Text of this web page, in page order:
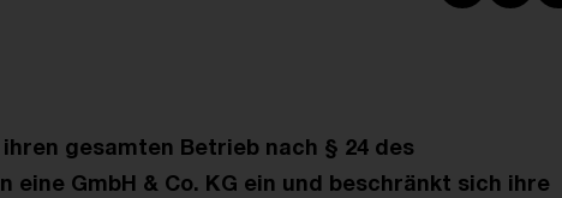
gesamten Betrieb nach § 24 des
GmbH & Co. KG ein und beschränkt sich ihre